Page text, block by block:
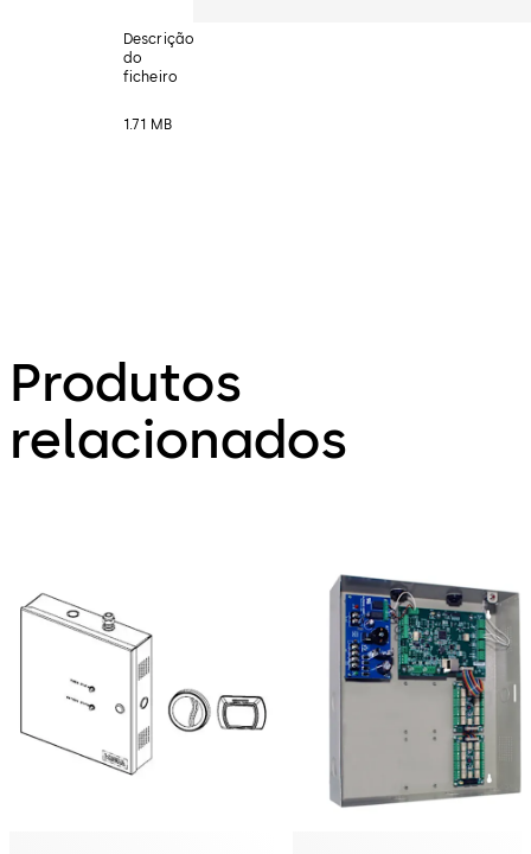
Descrição
do
ficheiro
1.71 MB
Produtos
relacionados